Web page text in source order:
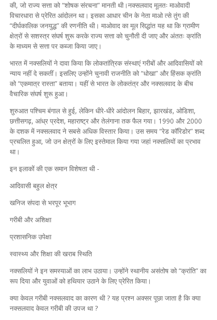
की, जो राज्य सत्ता को “शोषक संरचना” मानती थी।नक्सलवाद मूलतः माओवादी
विचारधारा से प्रेरित आंदोलन था। इसका आधार चीन के नेता माओ त्से तुंग की
“दीर्घकालिक जनयुद्ध” की रणनीति थी। माओवाद का मूल सिद्धांत यह था कि ग्रामीण
क्षेत्रों से सशस्त्र संघर्ष शुरू करके राज्य सत्ता को चुनौती दी जाए और अंततः क्रांति
के माध्यम से सत्ता पर कब्जा किया जाए।
भारत में नक्सलियों ने दावा किया कि लोकतांत्रिक संस्थाएं गरीबों और आदिवासियों को
न्याय नहीं दे सकतीं। इसलिए उन्होंने चुनावी राजनीति को “धोखा” और हिंसक क्रांति
को “एकमात्र रास्ता” बताया। यहीं से भारत के लोकतंत्र और नक्सलवाद के बीच
वैचारिक संघर्ष शुरू हुआ।
शुरुआत पश्चिम बंगाल से हुई, लेकिन धीरे-धीरे आंदोलन बिहार, झारखंड, ओडिशा,
छत्तीसगढ़, आंध्र प्रदेश, महाराष्ट्र और तेलंगाना तक फैल गया। 1990 और 2000
के दशक में नक्सलवाद ने सबसे अधिक विस्तार किया। उस समय “रेड कॉरिडोर” शब्द
प्रचलित हुआ, जो उन क्षेत्रों के लिए इस्तेमाल किया गया जहां नक्सलियों का प्रभाव
था।
इन इलाकों की एक समान विशेषता थी -
आदिवासी बहुल क्षेत्र
खनिज संपदा से भरपूर भूभाग
गरीबी और अशिक्षा
प्रशासनिक उपेक्षा
स्वास्थ्य और शिक्षा की खराब स्थिति
नक्सलियों ने इन समस्याओं का लाभ उठाया। उन्होंने स्थानीय असंतोष को “क्रांति” का
रूप दिया और युवाओं को हथियार उठाने के लिए प्रेरित किया।
क्या केवल गरीबी नक्सलवाद का कारण थी ? यह प्रश्न अक्सर पूछा जाता है कि क्या
नक्सलवाद केवल गरीबी की उपज था ?